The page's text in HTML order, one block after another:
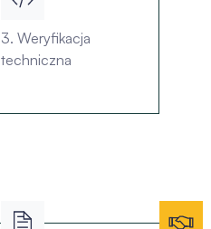
3. Weryfikacja
techniczna